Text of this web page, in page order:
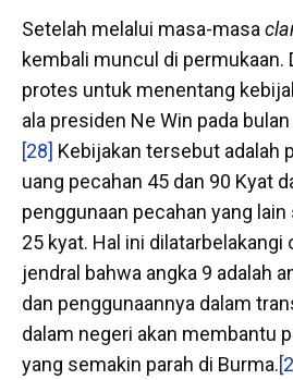
Setelah melalui masa-masa
kembali muncul di permukaan.
protes untuk menentang
ala presiden Ne Win pada
[28] Kebijakan tersebut adalah
uang pecahan 45 dan 90 Kyat
penggunaan pecahan yang
25 kyat. Hal ini dilatarbelakangi
jendral bahwa angka 9 adalah
dan penggunaannya dalam
dalam negeri akan membantu
yang semakin parah di Burma.